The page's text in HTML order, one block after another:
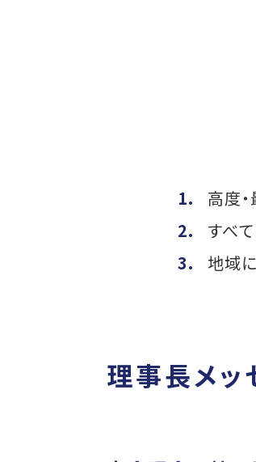
高度
すべ
地域
理事長メッ